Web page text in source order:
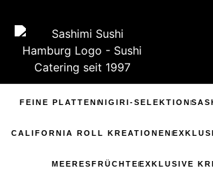
FEINE PLATTEN NIGIRI-SELEKTION
CALIFORNIA ROLL KREATIONEN
MEERESFRÜCHTE EXKLUSIVE